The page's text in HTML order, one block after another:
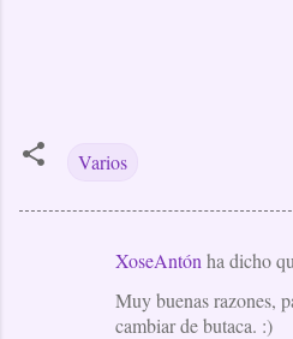
Varios
XoseAntón ha dicho
Muy buenas razones,
cambiar de butaca. :)